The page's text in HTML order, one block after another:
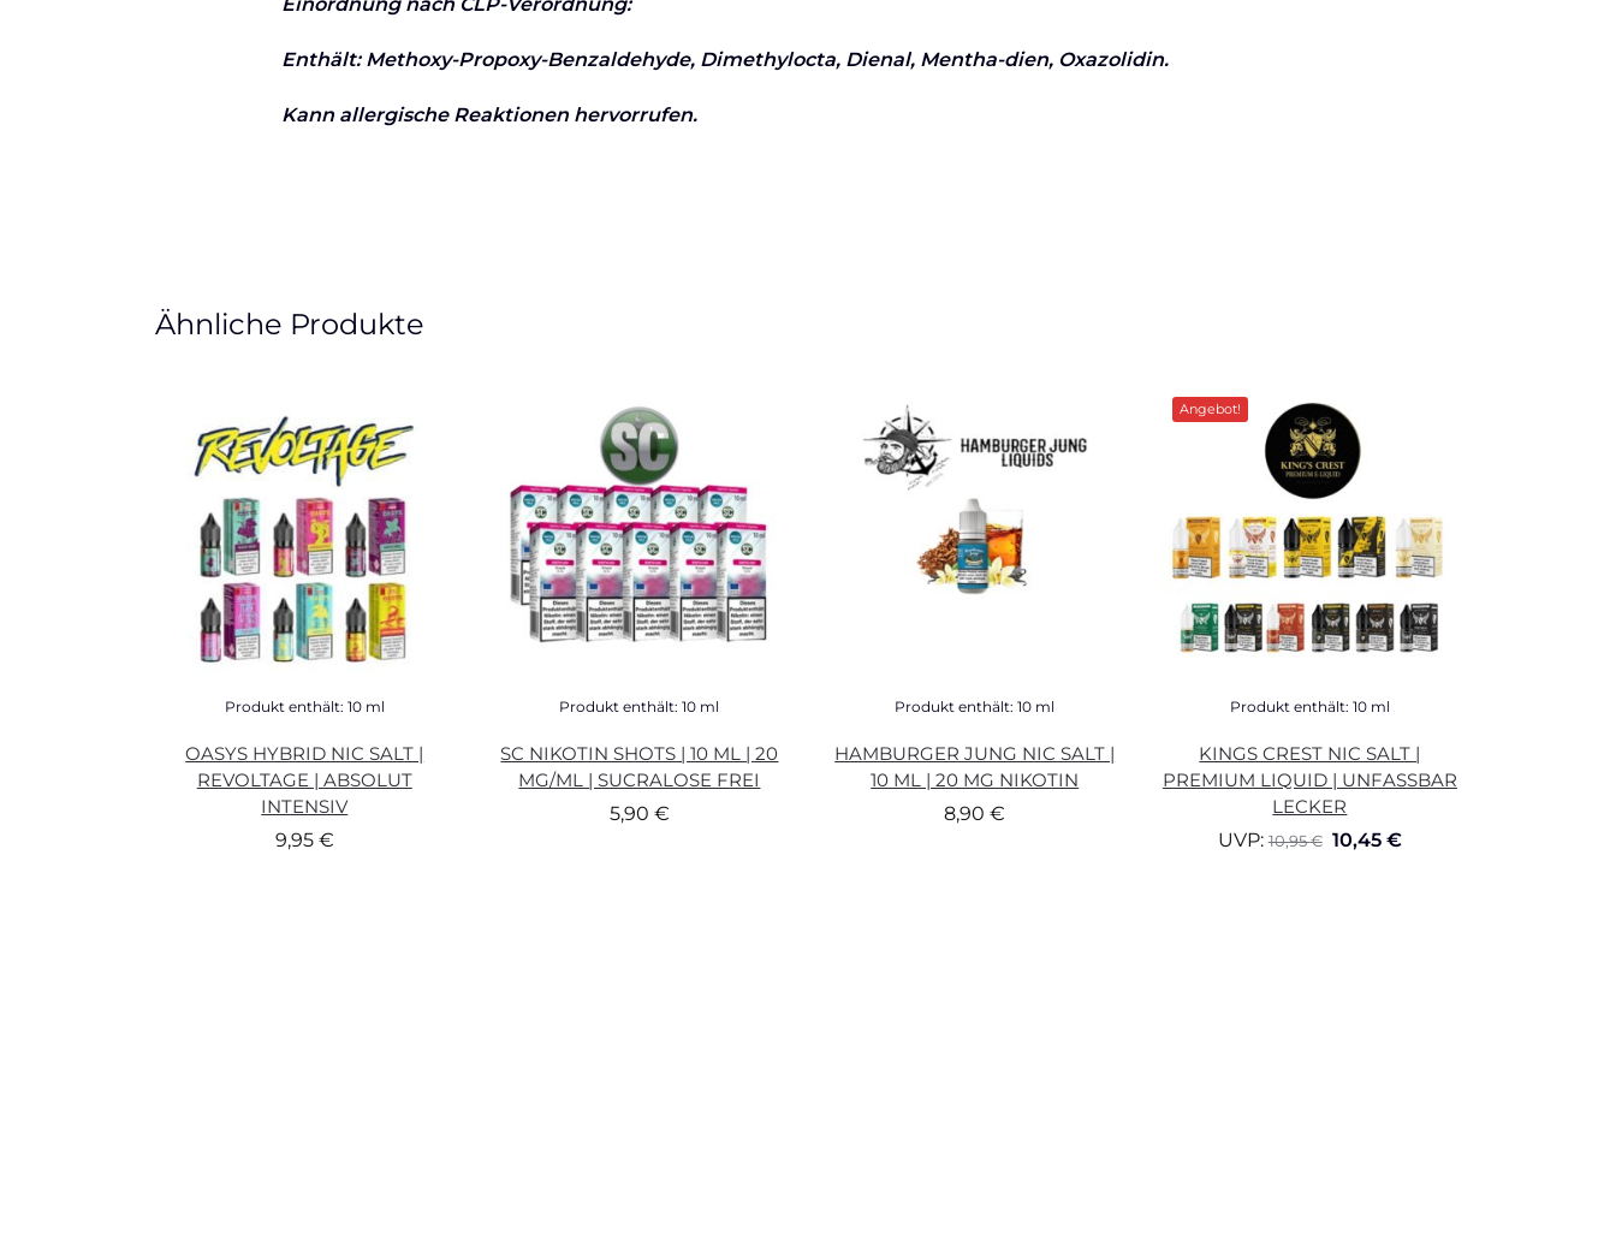
Enthält: Methoxy-Propoxy-Benzaldehyde, Dimethylocta, Dienal, Mentha-dien, Oxazolidin.
Kann allergische Reaktionen hervorrufen.
Ähnliche Produkte
Produkt enthält: 10 ml
OASYS HYBRID NIC SALT |
REVOLTAGE | ABSOLUT
INTENSIV
9,95 €
Produkt enthält: 10 ml
SC NIKOTIN SHOTS | 10 ML | 20
MG/ML | SUCRALOSE FREI
5,90 €
Produkt enthält: 10 ml
HAMBURGER JUNG NIC SALT |
10 ML | 20 MG NIKOTIN
8,90€
Angebot!
Produkt enthält: 10 ml
KINGS CREST NIC SALT |
PREMIUM LIQUID | UNFASSBAR
LECKER
UVP: 10,95€ 10,45€